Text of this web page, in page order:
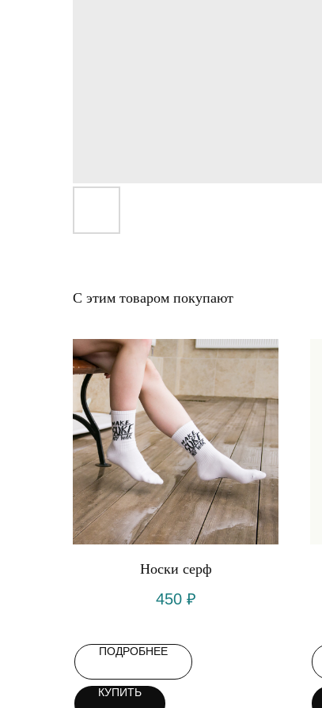
С этим товаром покупают
Носки серф
450 ₽
ПОДРОБНЕЕ
КУПИТЬ